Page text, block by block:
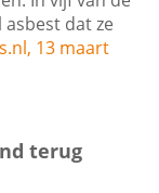
dat ze
13 maart
terug